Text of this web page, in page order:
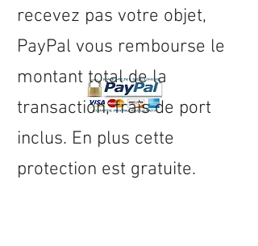
recevez pas votre objet,
PayPal vous rembourse le
montant total de la
transaction, frais de port
inclus. En plus cette
protection est gratuite.